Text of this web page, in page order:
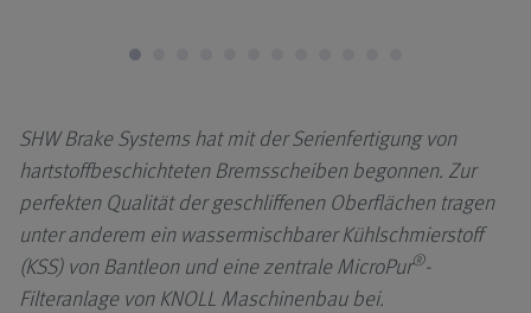
SHW Brake Systems hat mit der Serienfertigung von
hartstoffbeschichteten Bremsscheiben begonnen. Zur
perfekten Qualität der geschliffenen Oberflächen tragen
unter anderem ein wassermischbarer Kühlschmierstoff
(KSS) von Bantleon und eine zentrale MicroPur®-
Filteranlage von KNOLL Maschinenbau bei.